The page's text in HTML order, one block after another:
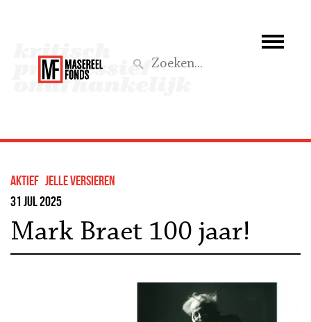
Wat we doen
Aktief
Aktief Jelle Versieren
31 jul 2025
Mark Braet 100 jaar!